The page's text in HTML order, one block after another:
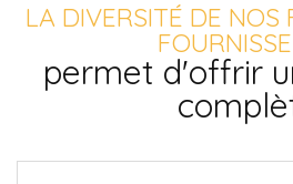
LA DIVERSITÉ DE NOS
permet d'offrir